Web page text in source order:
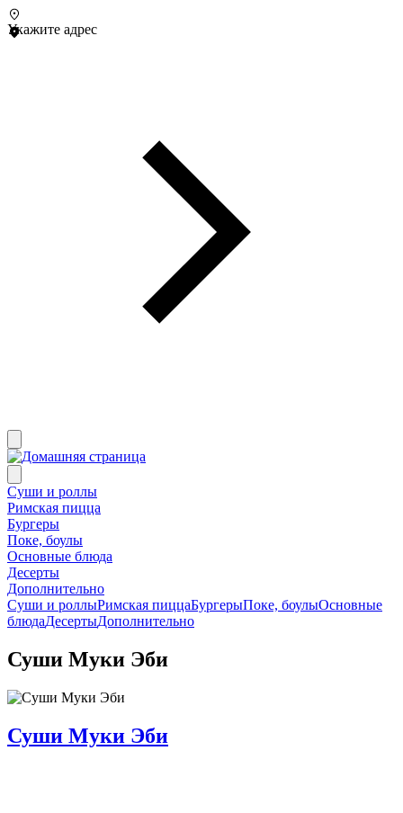
Укажите адрес
Суши и роллы
Римская пицца
Бургеры
Поке, боулы
Основные блюда
Десерты
Дополнительно
Суши и роллыРимская пиццаБургерыПоке, боулыОсновные
блюдаДесертыДополнительно
Суши Муки Эби
Суши Муки Эби